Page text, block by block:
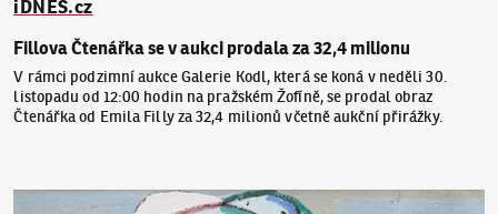
iDNES.cz
Fillova Čtenářka se v aukci prodala za 32,4 milionu
V rámci podzimní aukce Galerie Kodl, která se koná v neděli 30.
listopadu od 12:00 hodin na pražském Žofíně, se prodal obraz
Čtenářka od Emila Filly za 32,4 milionů včetně aukční přirážky.